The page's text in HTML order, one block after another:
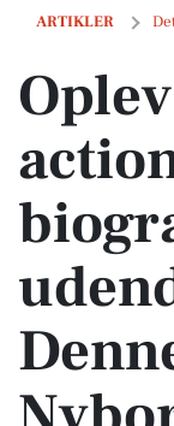
ARTIKLER
Oplev alt fra